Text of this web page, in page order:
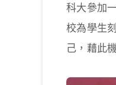
科大參加
校為學生
己，藉此